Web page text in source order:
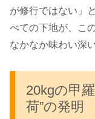
が修行ではない」
べての下地が、こ
なかなか味わい深
20kgの甲
荷”の発明